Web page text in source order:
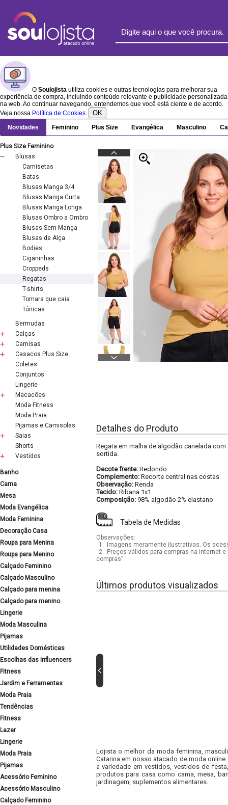
O Soulojista utiliza cookies e outras tecnologias para melhorar sua
experiência de compra, incluindo conteúdo relevante e publicidade personalizada
na web. Ao continuar navegando, entendemos que você está ciente e de acordo.
Veja nossa Política de Cookies. OK
Novidades Feminino Plus Size Evangélica Masculino
Plus Size Feminino
Blusas
Camisetas
Batas
Blusas Manga 3/4
Blusas Manga Curta
Blusas Manga Longa
Blusas Ombro a Ombro
Blusas Sem Manga
Blusas de Alça
Bodies
Ciganinhas
Croppeds
Regatas
T-shirts
Tomara que caia
Túnicas
Bermudas
Calças
Camisas
Casacos Plus Size
Coletes
Conjuntos
Lingerie
Macacões
Moda Fitness
Moda Praia
Pijamas e Camisolas
Saias
Shorts
Vestidos
Banho
Cama
Mesa
Moda Evangélica
Moda Feminina
Decoração Casa
Roupa para Menina
Roupa para Menino
Calçado Feminino
Calçado Masculino
Calçado para menina
Calçado para menino
Lingerie
Moda Masculina
Pijamas
Utilidades Domésticas
Escolhas das Influencers
Fitness
Jardim e Ferramentas
Moda Praia
Tendências
Fitness
Lazer
Lingerie
Moda Praia
Pijamas
Acessório Feminino
Acessório Masculino
Calçado Feminino
Detalhes do Produto
Regata em malha de algodão canelada
sortida.
Decote frente: Redondo
Complemento: Recorte central nas costas
Observação: Renda
Tecido: Ribana 1x1
Composição: 98% algodão 2% elastano
Tabela de Medidas
Observações:
1.
Imagens meramente ilustrativas. Os
2.
Preços válidos para compras na internet
compras".
Últimos produtos visualizados
Lojista o melhor da moda feminina,
Catarina em nosso atacado de moda
a variedade em vestidos, vestidos de
produtos para casa como cama, mesa,
jardinagem, suplementos alimentares.